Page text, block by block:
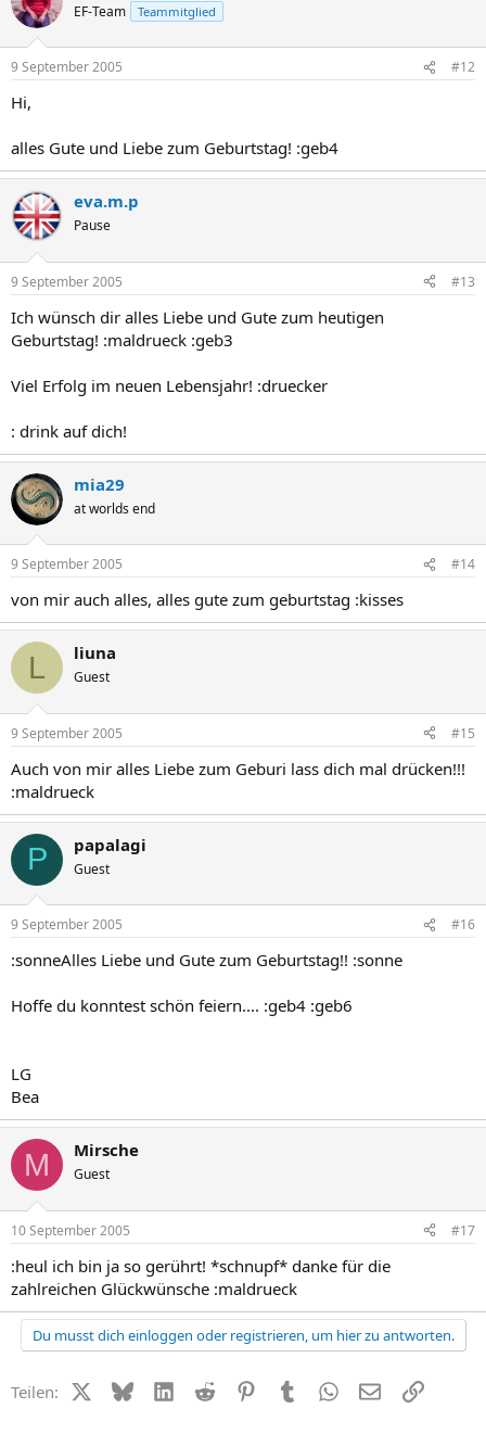
EF-Team Teammitglied
9 September 2005 #12
Hi,
alles Gute und Liebe zum Geburtstag! :geb4
eva.m.p
Pause
9 September 2005 #13
Ich wünsch dir alles Liebe und Gute zum heutigen
Geburtstag! :maldrueck :geb3
Viel Erfolg im neuen Lebensjahr! :druecker
: drink auf dich!
mia29
at worlds end
9 September 2005 #14
von mir auch alles, alles gute zum geburtstag :kisses
L liuna
Guest
9 September 2005 #15
Auch von mir alles Liebe zum Geburi lass dich mal drücken!!!
:maldrueck
P papalagi
Guest
9 September 2005 #16
:sonneAlles Liebe und Gute zum Geburtstag!! :sonne
Hoffe du konntest schön feiern.... :geb4 :geb6
LG
Bea
M Mirsche
Guest
10 September 2005 #17
:heul ich bin ja so gerührt! *schnupf* danke für die
zahlreichen Glückwünsche :maldrueck
Du musst dich einloggen oder registrieren, um hier zu antworten.
Teilen: X (Twitter)
BlueskyLinkedIn
Reddit PinterestTumblr WhatsApp
E-MailLink